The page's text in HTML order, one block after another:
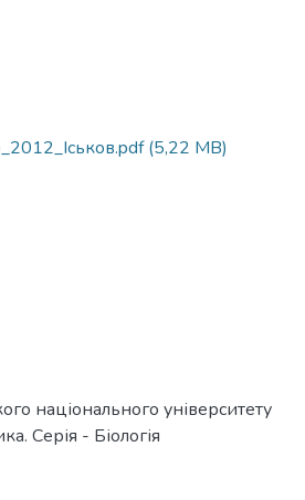
(5,22 MB)
національного університету
Серія - Біологія